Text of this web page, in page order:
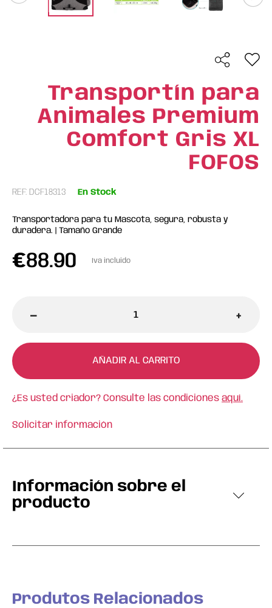
Transportín para
Animales Premium
Comfort Gris XL
FOFOS
REF: DCF18313 En Stock
Transportadora para tu Mascota, segura, robusta y
duradera. | Tamaño Grande
€88.90 Iva incluido
- +
AÑADIR AL CARRITO
¿Es usted criador? Consulte las condiciones aquí.
Solicitar información
Información sobre el
producto
Produtos Relacionados